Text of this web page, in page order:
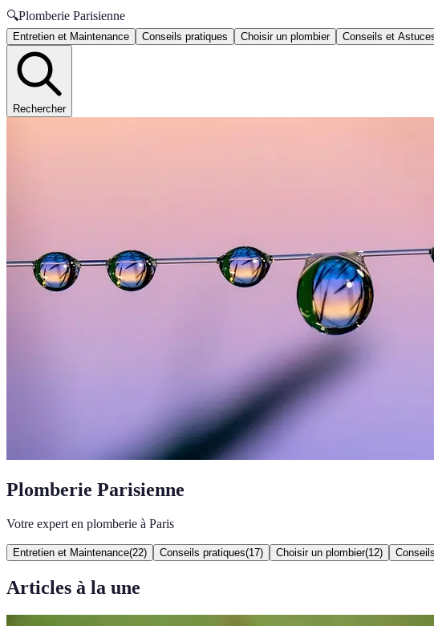
🔍Plomberie Parisienne
Entretien et Maintenance Conseils pratiques Choisir un plombier Conseils et
Rechercher
Plomberie Parisienne
Votre expert en plomberie à Paris
Entretien et Maintenance(22) Conseils pratiques(17) Choisir un plombier(12)
Articles à la une